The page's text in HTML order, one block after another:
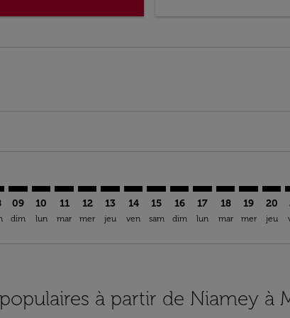
09
dim
10
lun
11
mar
12
mer
13
jeu
14
ven
15
sam
16
dim
17
lun
18
mar
19
mer
20
jeu
à partir de Niamey à